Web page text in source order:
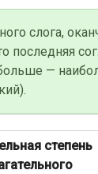
слога,
последняя
—
степень